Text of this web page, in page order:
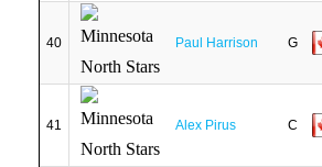
40 Paul Harrison G
41 Alex Pirus C